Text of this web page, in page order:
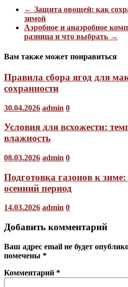
Отправить
← Защита овощей: как
зимой
Аэробное и анаэробное
разница и что выбрать →
Вам также может понравиться
Правила сбора ягод для
сохранности
30.04.2026 admin 0
Условия для всхожести:
влажность
08.03.2026 admin 0
Подготовка газонов к зиме:
осенний период
14.03.2026 admin 0
Добавить комментарий
Ваш адрес email не будет
помечены *
Комментарий *